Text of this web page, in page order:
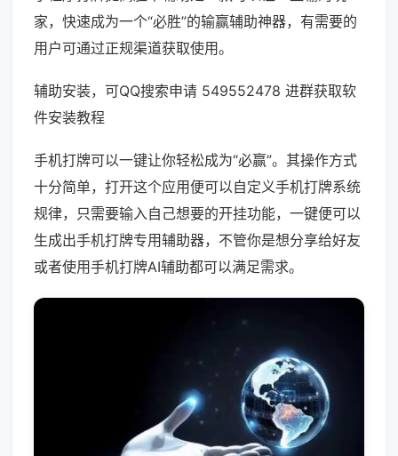
家，快速成为一个“必胜”的输赢辅助神器，有需要的
用户可通过正规渠道获取使用。
辅助安装，可QQ搜索申请 549552478 进群获取软
件安装教程
手机打牌可以一键让你轻松成为“必赢”。其操作方式
十分简单，打开这个应用便可以自定义手机打牌系统
规律，只需要输入自己想要的开挂功能，一键便可以
生成出手机打牌专用辅助器，不管你是想分享给好友
或者使用手机打牌AI辅助都可以满足需求。